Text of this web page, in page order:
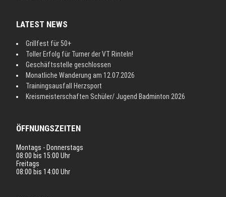
LATEST NEWS
Grillfest für 50+
Toller Erfolg für Turner der VT Rinteln!
Geschäftsstelle geschlossen
Monatliche Wanderung am 12.07.2026
Trainingsausfall Herzsport
Kreismeisterschaften Schüler/ Jugend Badminton 2026
ÖFFNUNGSZEITEN
Montags - Donnerstags
08:00 bis 15:00 Uhr
Freitags
08:00 bis 14:00 Uhr